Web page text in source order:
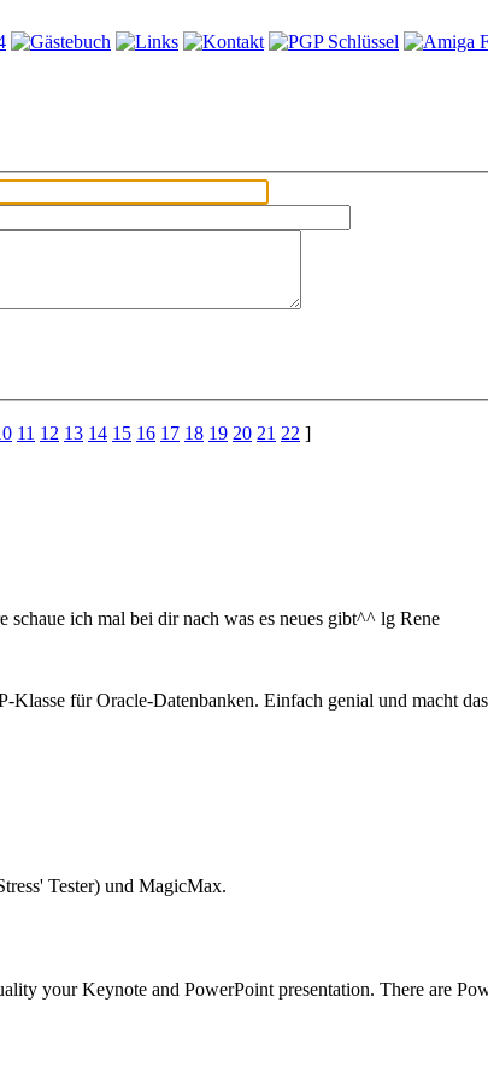
11 12 13 14 15 16 17 18 19 20 21 22 ]
schaue ich mal bei dir nach was es neues gibt^^ lg Rene
für Oracle-Datenbanken. Einfach genial und macht
Tester) und MagicMax.
your Keynote and PowerPoint presentation. There are